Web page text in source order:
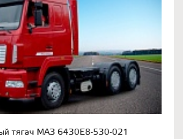
тягач МАЗ 6430Е8-530-021